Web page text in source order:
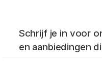
Schrijf je in voor
en aanbiedingen